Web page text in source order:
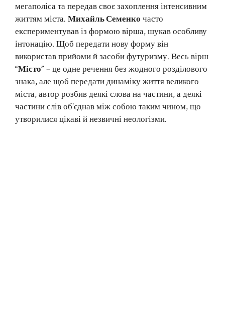
мегаполіса та передав своє захоплення інтенсивним
життям міста. Михайль Семенко часто
експериментував із формою вірша, шукав особливу
інтонацію. Щоб передати нову форму він
використав прийоми й засоби футуризму. Весь вірш
“Місто” – це одне речення без жодного розділового
знака, але щоб передати динаміку життя великого
міста, автор розбив деякі слова на частини, а деякі
частини слів об’єднав між собою таким чином, що
утворилися цікаві й незвичні неологізми.